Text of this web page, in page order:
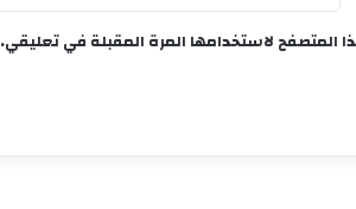
المتصفح لاستخدامها المرة المقبلة في تعليقي.